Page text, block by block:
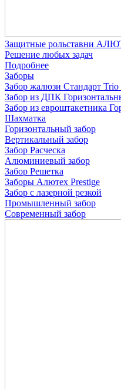
Защитные рольставни
Решение любых задач
Подробнее
Заборы
Забор жалюзи Стандарт Trio
Забор из ДПК
Забор из евроштакетника
Шахматка
Горизонтальный забор
Вертикальный забор
Забор Расческа
Алюминиевый забор
Забор Решетка
Заборы Алютех Prestige
Забор с лазерной резкой
Промышленный забор
Современный забор